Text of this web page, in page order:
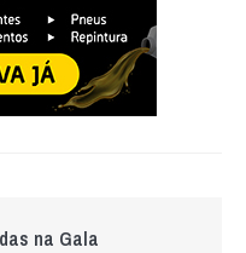
na Gala